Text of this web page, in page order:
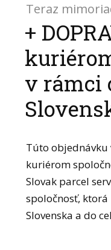
Teraz
+
v rámci
Túto objednávku
kuriérom
Slovak parcel
spoločnosť,
Slovenska a do